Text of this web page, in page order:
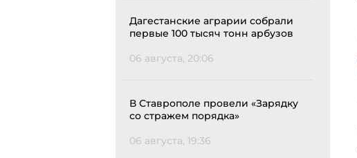
Дагестанские аграрии собрали
первые 100 тысяч тонн арбузов
06 августа, 20:06
В Ставрополе провели «Зарядку
со стражем порядка»
06 августа, 19:36